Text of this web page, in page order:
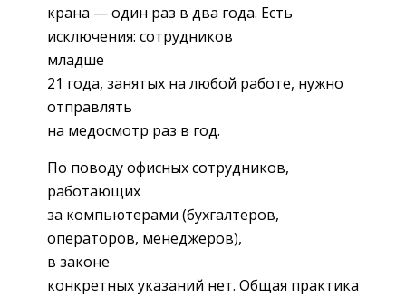
крана — один раз в два года. Есть
исключения: сотрудников
младше
21 года, занятых на любой работе, нужно
отправлять
на медосмотр раз в год.
По поводу офисных сотрудников,
работающих
за компьютерами (бухгалтеров,
операторов, менеджеров),
в законе
конкретных указаний нет. Общая практика